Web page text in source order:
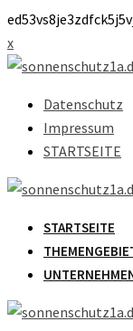
Skip
to
x
Datenschutz
Impressum
STARTSEITE
STARTSEITE